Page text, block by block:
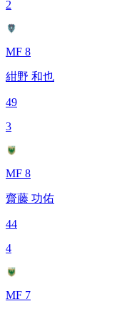
2
MF 8
紺野 和也
49
3
MF 8
齋藤 功佑
44
4
MF 7